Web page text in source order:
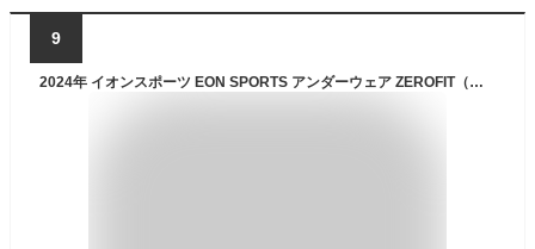
9
2024年 イオンスポーツ EON SPORTS アンダーウェア ZEROFIT（ゼロフィット）HEATRUB WOOL ヒートラブ ウール NZ 速暖 モックネック 【メリノウール】 長袖アンダーウェア ロングスリーブ 【2024年新モデル】